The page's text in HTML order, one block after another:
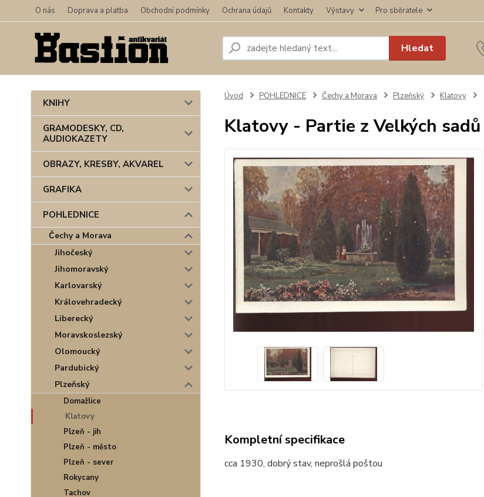
O nás Doprava a platba Obchodní podmínky Ochrana údajů Kontakty Výstavy Pro sběratele
Hledat
KNIHY
GRAMODESKY, CD,
AUDIOKAZETY
OBRAZY, KRESBY, AKVAREL
GRAFIKA
POHLEDNICE
Čechy a Morava
Jihočeský
Jihomoravský
Karlovarský
Královehradecký
Liberecký
Moravskoslezský
Olomoucký
Pardubický
Plzeňský
Domažlice
Klatovy
Plzeň - jih
Plzeň - město
Plzeň - sever
Rokycany
Tachov
Úvod POHLEDNICE Čechy a Morava Plzeňský Klatovy
Klatovy - Partie z Velkých sadů
Kompletní specifikace
cca 1930, dobrý stav, neprošlá poštou